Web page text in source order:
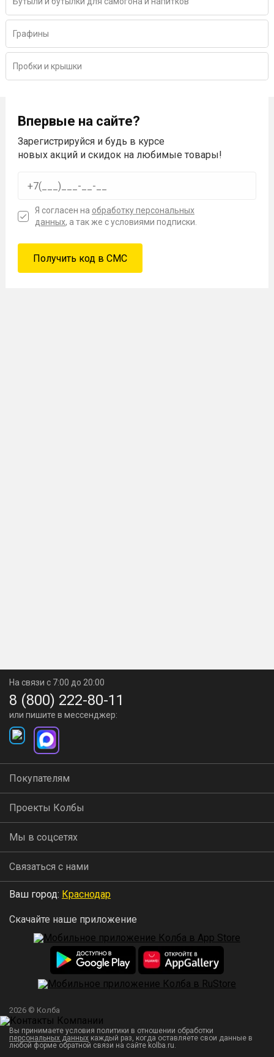
Графины
Пробки и крышки
Впервые на сайте?
Зарегистрируйся и будь в курсе
новых акций и скидок на любимые товары!
Я согласен на обработку персональных
данных, а так же с условиями подписки.
На связи с 7:00 до 20:00
8 (800) 222-80-11
или пишите в мессенджер:
Покупателям
Проекты Колбы
Мы в соцсетях
Связаться с нами
Ваш город: Краснодар
Скачайте наше приложение
2026 © Колба
Вы принимаете условия политики в отношении обработки
персональных данных каждый раз, когда оставляете свои данные в
любой форме обратной связи на сайте kolba.ru.